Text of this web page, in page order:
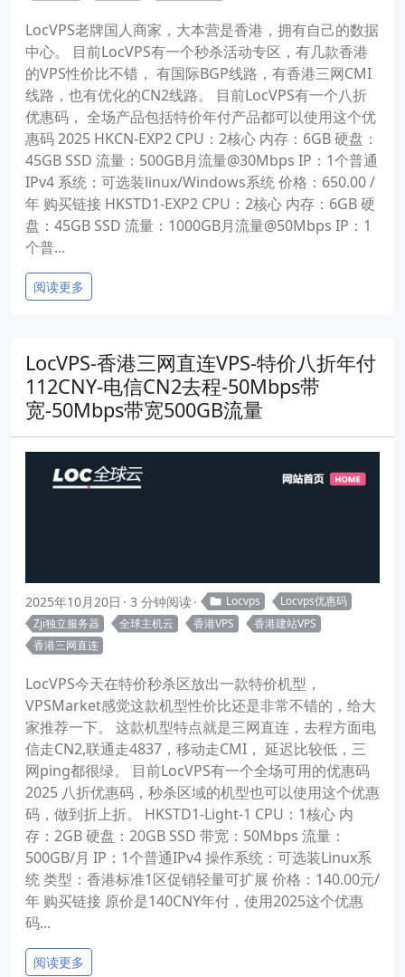
LocVPS老牌国人商家，大本营是香港，拥有自己的数据
中心。 目前LocVPS有一个秒杀活动专区，有几款香港
的VPS性价比不错， 有国际BGP线路，有香港三网CMI
线路，也有优化的CN2线路。 目前LocVPS有一个八折
优惠码， 全场产品包括特价年付产品都可以使用这个优
惠码 2025 HKCN-EXP2 CPU：2核心 内存：6GB 硬盘：
45GB SSD 流量：500GB月流量@30Mbps IP：1个普通
IPv4 系统：可选装linux/Windows系统 价格：650.00 /
年 购买链接 HKSTD1-EXP2 CPU：2核心 内存：6GB 硬
盘：45GB SSD 流量：1000GB月流量@50Mbps IP：1
个普...
阅读更多
LocVPS-香港三网直连VPS-特价八折年付
112CNY-电信CN2去程-50Mbps带
宽-50Mbps带宽500GB流量
2025年10月20日 3 分钟阅读 Locvps
Locvps优惠码
Zji独立服务器
全球主机云 香港VPS
香港建站VPS
香港三网直连
LocVPS今天在特价秒杀区放出一款特价机型，
VPSMarket感觉这款机型性价比还是非常不错的，给大
家推荐一下。 这款机型特点就是三网直连，去程方面电
信走CN2,联通走4837，移动走CMI， 延迟比较低，三
网ping都很绿。 目前LocVPS有一个全场可用的优惠码
2025 八折优惠码，秒杀区域的机型也可以使用这个优惠
码，做到折上折。 HKSTD1-Light-1 CPU：1核心 内
存：2GB 硬盘：20GB SSD 带宽：50Mbps 流量：
500GB/月 IP：1个普通IPv4 操作系统：可选装Linux系
统 类型：香港标准1区促销轻量可扩展 价格：140.00元/
年 购买链接 原价是140CNY年付，使用2025这个优惠
码...
阅读更多